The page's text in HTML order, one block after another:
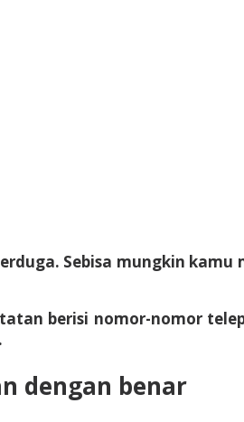
Sebisa mungkin
berisi nomor-nomor
dengan benar